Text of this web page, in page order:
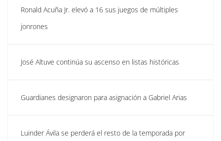
Ronald Acuña Jr. elevó a 16 sus juegos de múltiples
jonrones
José Altuve continúa su ascenso en listas históricas
Guardianes designaron para asignación a Gabriel Arias
Luinder Ávila se perderá el resto de la temporada por